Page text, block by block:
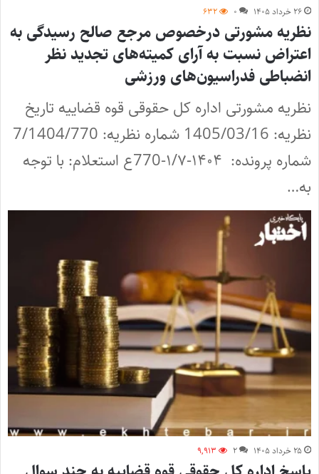
۲۶ خرداد ۱۴۰۵ ۰ ۶۳۲
نظریه مشورتی درخصوص مرجع صالح رسیدگی به
اعتراض نسبت به آرای کمیته‌های تجدید نظر
انضباطی فدراسیون‌های ورزشی
نظریه مشورتی اداره کل حقوقی قوه قضاییه تاریخ
نظریه: 1405/03/16 شماره نظریه: 7/1404/770
شماره پرونده: ۱۴۰۴-۱/۷-770ع استعلام: با توجه
به…
۲۵ خرداد ۱۴۰۵ ۲ ۹,۹۱۳